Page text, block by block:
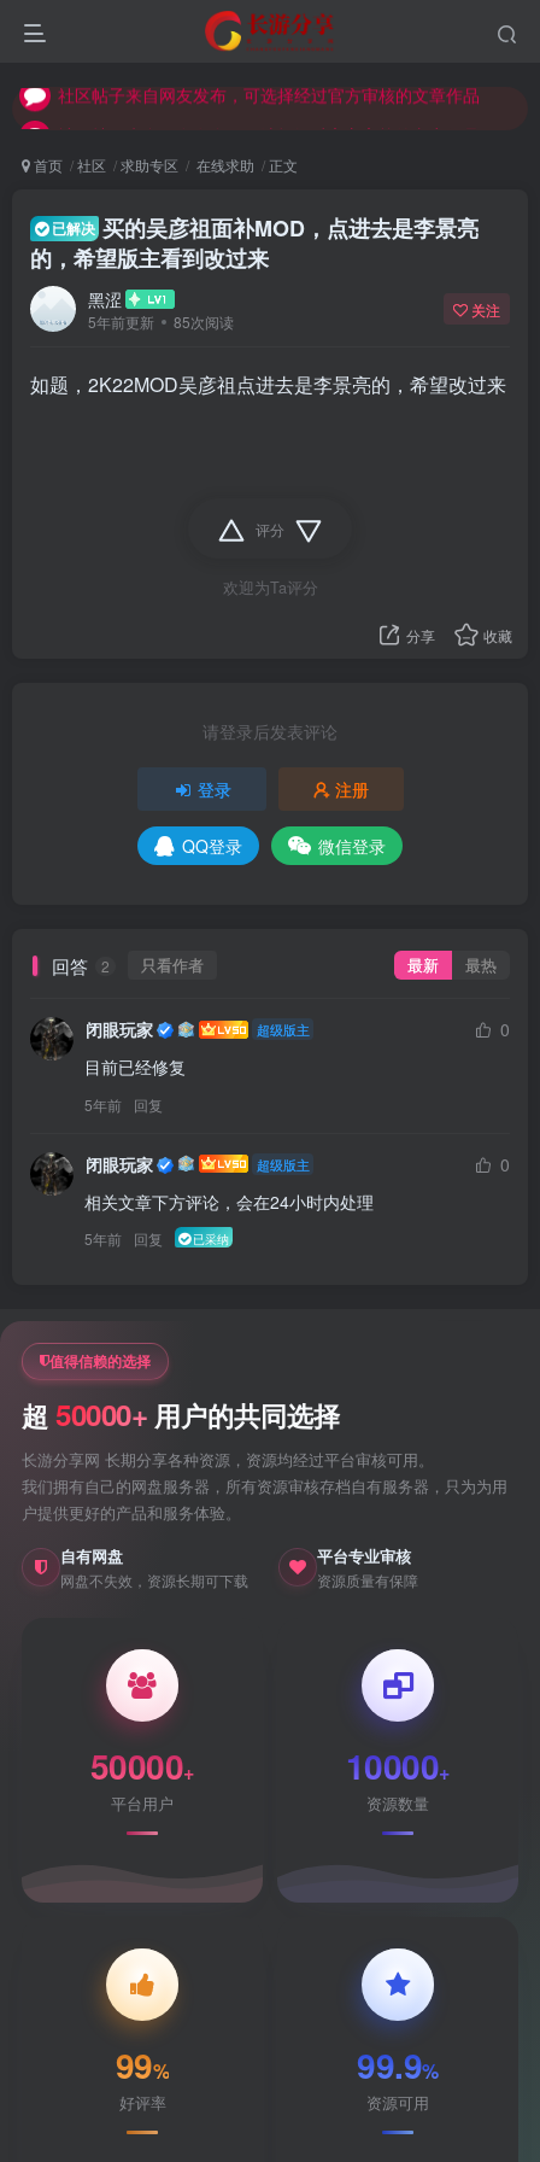
社区帖子来自网友发布，可选择经过官方审核的文章作品
首页 社区 求助专区 在线求助 正文
已解决 买的吴彦祖面补MOD，点进去是李景亮
的，希望版主看到改过来
黑涩
5年前更新 85次阅读
关注
如题，2K22MOD吴彦祖点进去是李景亮的，希望改过来
评分
欢迎为Ta评分
分享 收藏
请登录后发表评论
登录 注册
QQ登录 微信登录
回答 2 只看作者 最新 最热
闭眼玩家 超级版主
0
目前已经修复
5年前 回复
闭眼玩家 超级版主
0
相关文章下方评论，会在24小时内处理
5年前 回复 已采纳
值得信赖的选择
超 50000+ 用户的共同选择
长游分享网 长期分享各种资源，资源均经过平台审核可用。
我们拥有自己的网盘服务器，所有资源审核存档自有服务器，只为为用
户提供更好的产品和服务体验。
自有网盘
网盘不失效，资源长期可下载
平台专业审核
资源质量有保障
50000+
平台用户
10000+
资源数量
99%
好评率
99.9%
资源可用